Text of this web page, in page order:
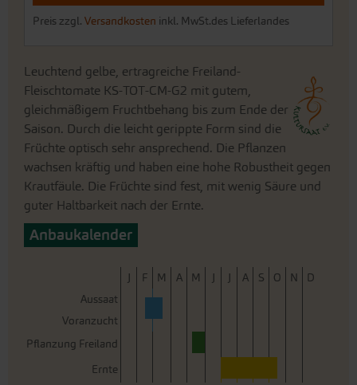
Preis zzgl. Versandkosten inkl. MwSt.des Lieferlandes
Leuchtend gelbe, ertragreiche Freiland-
Fleischtomate KS-TOT-CM-G2 mit gutem,
gleichmäßigem Fruchtbehang bis zum Ende der
Saison. Durch die leicht gerippte Form sind die
Früchte optisch sehr ansprechend. Die Pflanzen
wachsen kräftig und haben eine hohe Robustheit gegen
Krautfäule. Die Früchte sind fest, mit wenig Säure und
guter Haltbarkeit nach der Ernte.
Anbaukalender
J F M A M J J A S O N
D
Aussaat
Voranzucht
Pflanzung Freiland
Ernte